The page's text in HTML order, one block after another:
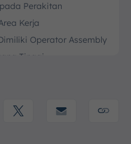
Perakitan
Kerja
Operator Assembly
Tinggi
dan Ketelitian